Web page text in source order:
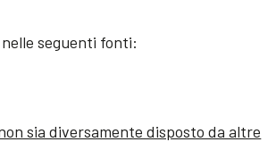
seguenti fonti:
sia diversamente disposto da altre